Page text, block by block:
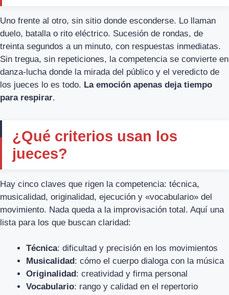
Uno frente al otro, sin sitio donde esconderse. Lo llaman
duelo, batalla o rito eléctrico. Sucesión de rondas, de
treinta segundos a un minuto, con respuestas inmediatas.
Sin tregua, sin repeticiones, la competencia se convierte en
danza-lucha donde la mirada del público y el veredicto de
los jueces lo es todo. La emoción apenas deja tiempo
para respirar.
¿Qué criterios usan los
jueces?
Hay cinco claves que rigen la competencia: técnica,
musicalidad, originalidad, ejecución y «vocabulario» del
movimiento. Nada queda a la improvisación total. Aquí una
lista para los que buscan claridad:
Técnica: dificultad y precisión en los movimientos
Musicalidad: cómo el cuerpo dialoga con la música
Originalidad: creatividad y firma personal
Vocabulario: rango y calidad en el repertorio